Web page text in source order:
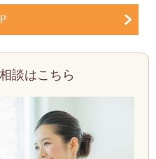
談はこちら